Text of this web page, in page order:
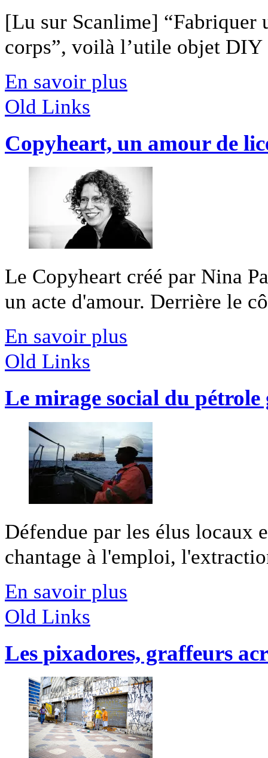
[Lu sur Scanlime] “Fabriquer
corps”, voilà l’utile objet
En savoir plus
Old Links
Copyheart, un amour de
Le Copyheart créé par Nina
un acte d'amour. Derrière le
En savoir plus
Old Links
Le mirage social du pétrole
Défendue par les élus locaux
chantage à l'emploi,
En savoir plus
Old Links
Les pixadores, graffeurs